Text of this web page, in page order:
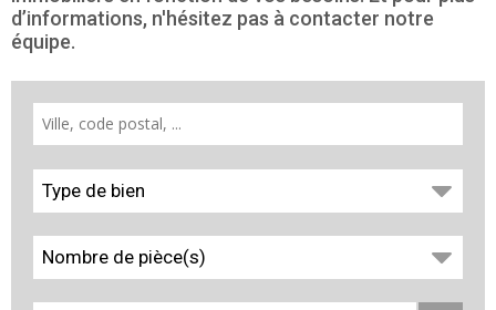
d’informations, n'hésitez pas à contacter notre
équipe.
Type de bien
Nombre de pièce(s)